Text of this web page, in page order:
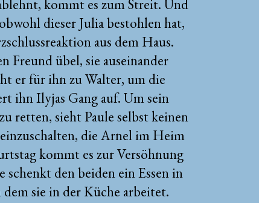
kommt es zum Streit. Und
dieser Julia bestohlen hat,
aus dem Haus.
Freund übel, sie auseinander
er für ihn zu Walter, um die
ihn Ilyjas Gang auf. Um sein
retten, sieht Paule selbst keinen
die Arnel im Heim
kommt es zur Versöhnung
schenkt den beiden ein Essen in
sie in der Küche arbeitet.